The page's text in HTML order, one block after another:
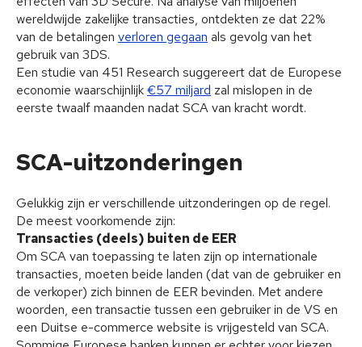
wereldwijde zakelijke transacties, ontdekten ze dat 22%
van de betalingen verloren gegaan als gevolg van het
gebruik van 3DS.
Een studie van 451 Research suggereert dat de Europese
economie waarschijnlijk€57 miljard zal mislopen in de
eerste twaalf maanden nadat SCA van kracht wordt.
SCA-uitzonderingen
Gelukkig zijn er verschillende uitzonderingen op de regel.
De meest voorkomende zijn:
Transacties (deels) buiten de EER
Om SCA van toepassing te laten zijn op internationale
transacties, moeten beide landen (dat van de gebruiker en
de verkoper) zich binnen de EER bevinden. Met andere
woorden, een transactie tussen een gebruiker in de VS en
een Duitse e-commerce website is vrijgesteld van SCA.